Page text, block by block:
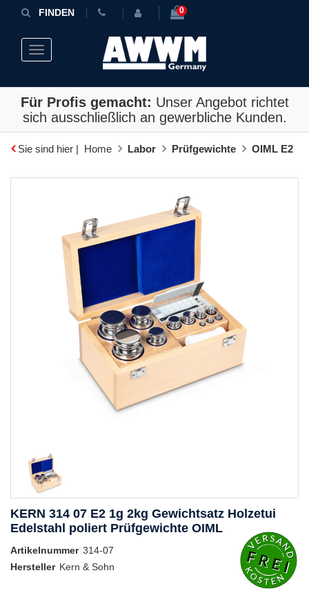
FINDEN 0
Toggle navigation
Für Profis gemacht: Unser Angebot richtet
sich ausschließlich an gewerbliche Kunden.
Sie sind hier | Home Labor Prüfgewichte OIML E2
KERN 314 07 E2 1g 2kg Gewichtsatz Holzetui
Edelstahl poliert Prüfgewichte OIML
Artikelnummer 314-07
Hersteller Kern & Sohn